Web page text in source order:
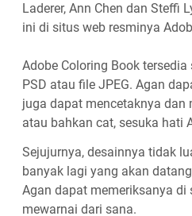
Laderer, Ann Chen dan Steffi
ini di situs web resminya
Adobe Coloring Book
PSD atau file JPEG. Agan
juga dapat mencetaknya dan
atau bahkan cat, sesuka hati
Sejujurnya, desainnya tidak
banyak lagi yang akan
Agan dapat memeriksanya
mewarnai dari sana.